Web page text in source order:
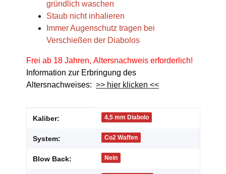
gründlich waschen
Staub nicht inhalieren
Immer Augenschutz tragen bei
Verschießen der Diabolos
Frei ab 18 Jahren, Altersnachweis erforderlich!
Information zur Erbringung des
Altersnachweises: >> hier klicken <<
Produkteigenschaft
Wert
Kaliber: 4,5 mm Diabolo
System: Co2 Waffen
Blow Back: Nein